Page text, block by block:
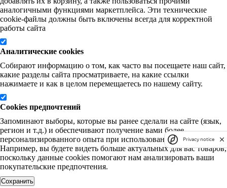
аналогичными функциями маркетплейса. Эти технические
cookie-файлы должны быть включены всегда для корректной
работы сайта
Аналитические cookies
Собирают информацию о том, как часто вы посещаете наш сайт,
какие разделы сайта просматриваете, на какие ссылки
нажимаете и как в целом перемещаетесь по нашему сайту.
Cookies предпочтений
Запоминают выборы, которые вы ранее сделали на сайте (язык,
регион и т.д.) и обеспечивают получение вами более
персонализированного опыта при использовании нашего сайта.
Например, вы будете видеть больше актуальных для вас товаров,
поскольку данные cookies помогают нам анализировать ваши
покупательские предпочтения.
Сохранить
Privacy notice